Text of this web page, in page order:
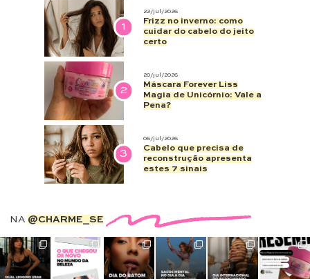
1
22/jul/2026
Frizz no inverno: como
cuidar do cabelo do jeito
certo
2
20/jul/2026
Máscara Forever Liss
Magia de Unicórnio: Vale a
Pena?
3
06/jul/2026
Cabelo que precisa de
reconstrução apresenta
estes 7 sinais
NA @CHARME_SE